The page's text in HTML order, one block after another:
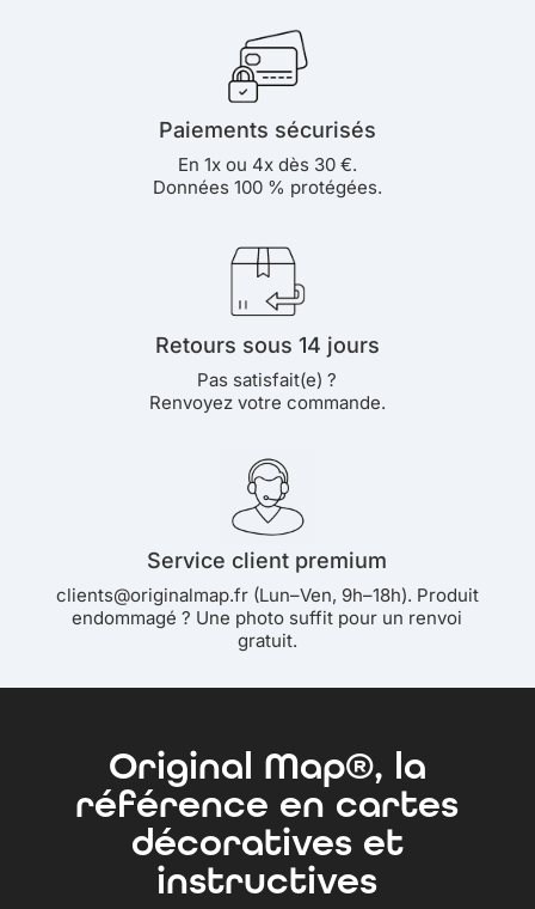
Paiements sécurisés
En 1x ou 4x dès 30 €.
Données 100 % protégées.
Retours sous 14 jours
Pas satisfait(e) ?
Renvoyez votre commande.
Service client premium
clients@originalmap.fr (Lun–Ven, 9h–18h). Produit
endommagé ? Une photo suffit pour un renvoi
gratuit.
Original Map®, la
référence en cartes
décoratives et
instructives